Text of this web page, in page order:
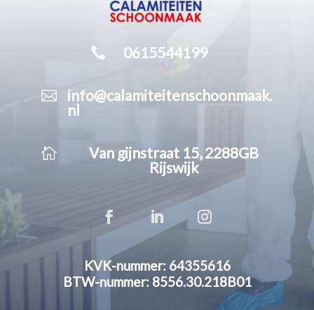
 0615544199

info@calamiteitenschoonmaak.
nl

Van gijnstraat 15, 2288GB
Rijswijk
KVK-nummer: 64355616
BTW-nummer: 8556.30.218B01